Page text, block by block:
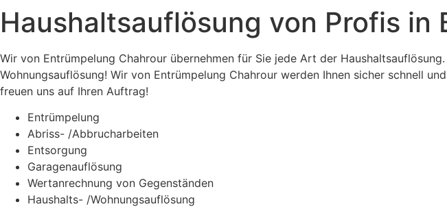
Haushaltsauflösung von Profis in
Wir von Entrümpelung Chahrour übernehmen für Sie jede Art der
Wohnungsauflösung! Wir von Entrümpelung Chahrour werden Ihnen sicher schnell
freuen uns auf Ihren Auftrag!
Entrümpelung
Abriss- /Abbrucharbeiten
Entsorgung
Garagenauflösung
Wertanrechnung von Gegenständen
Haushalts- /Wohnungsauflösung